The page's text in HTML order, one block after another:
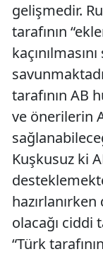
gelişmedir.
tarafının
tarafının AB
ve önerilerin
Kuşkusuz ki
olacağı ciddi
“Türk